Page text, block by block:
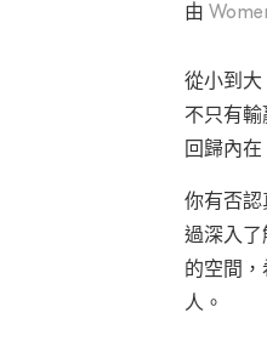
由
從小到
不只有
回歸內
你有否
過深入
的空間
人。